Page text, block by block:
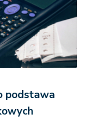
podstawa